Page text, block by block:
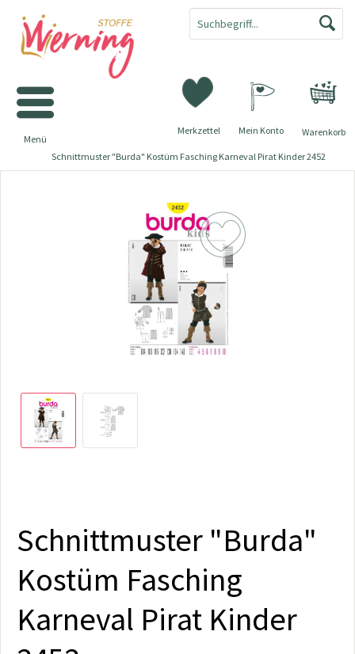
Warenkorb
Merkzettel Mein Konto
Menü
Schnittmuster "Burda" Kostüm Fasching Karneval Pirat Kinder 2452
Schnittmuster "Burda"
Kostüm Fasching
Karneval Pirat Kinder